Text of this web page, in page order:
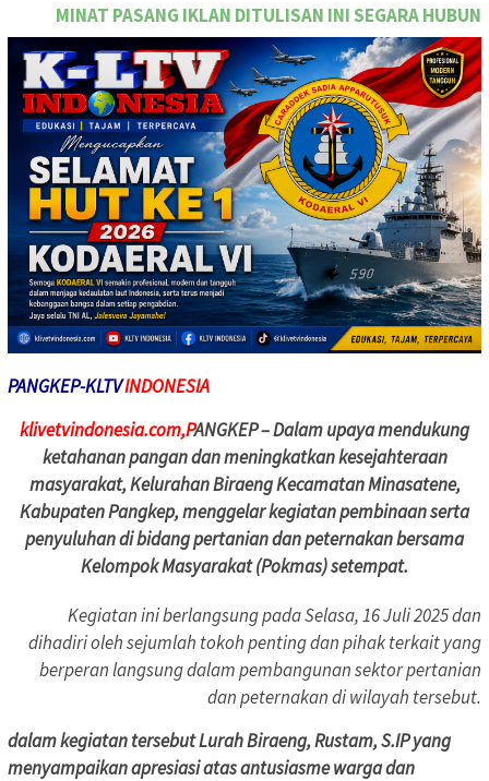
IKLAN DITULISAN INI SEGARA HUBUNGI TEAM
PANGKEP-KLTVINDONESIA
klivetvindonesia.com,PANGKEP –Dalam upaya mendukung
ketahanan pangan dan meningkatkan kesejahteraan
masyarakat, Kelurahan Biraeng Kecamatan Minasatene,
Kabupaten Pangkep, menggelar kegiatan pembinaan serta
penyuluhan di bidang pertanian dan peternakan bersama
Kelompok Masyarakat (Pokmas) setempat.
Kegiatan ini berlangsung pada Selasa, 16 Juli 2025 dan
dihadiri oleh sejumlah tokoh penting dan pihak terkait yang
berperan langsung dalam pembangunan sektor pertanian
dan peternakan di wilayah tersebut.
dalam kegiatan tersebut Lurah Biraeng, Rustam, S.IP yang
menyampaikan apresiasi atas antusiasme warga dan